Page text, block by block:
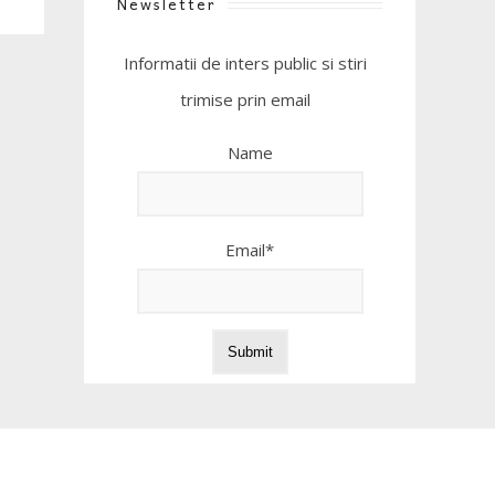
Informatii de inters public si stiri
trimise prin email
Name
Email*